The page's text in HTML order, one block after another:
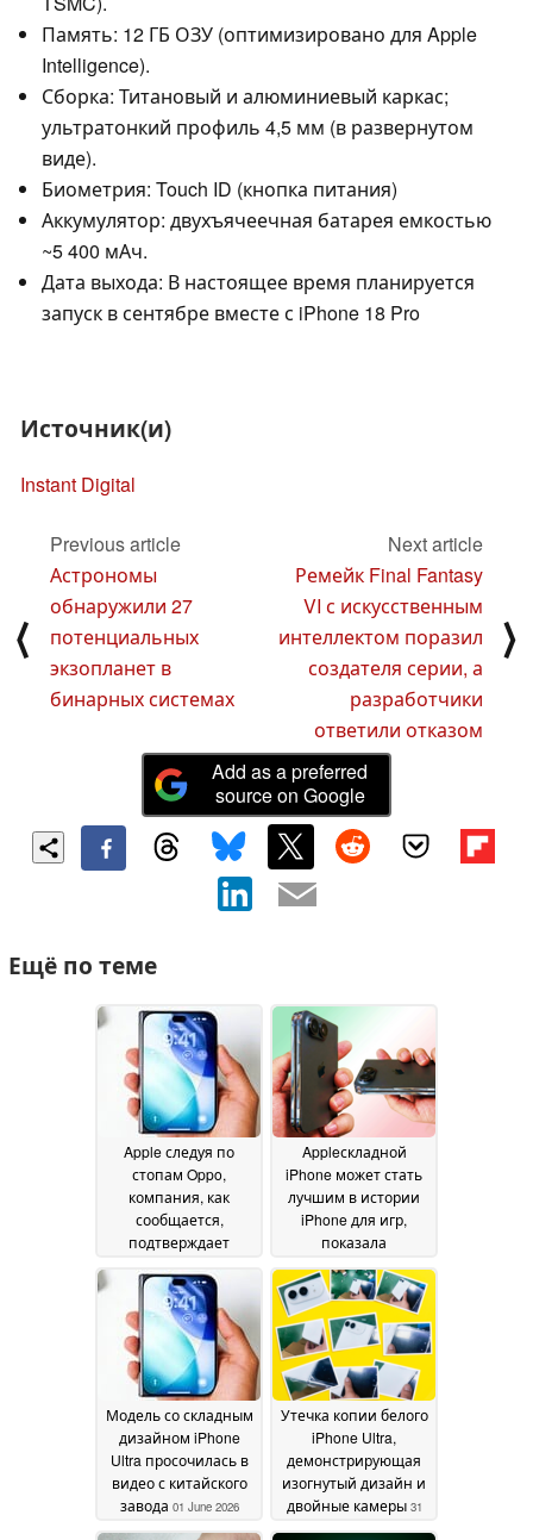
Память: 12 ГБ ОЗУ (оптимизировано для Apple
Intelligence).
Сборка: Титановый и алюминиевый каркас;
ультратонкий профиль 4,5 мм (в развернутом
виде).
Биометрия: Touch ID (кнопка питания)
Аккумулятор: двухъячеечная батарея емкостью
~5 400 мАч.
Дата выхода: В настоящее время планируется
запуск в сентябре вместе с iPhone 18 Pro
Источник(и)
Instant Digital
⟨
Previous article
Астрономы
обнаружили 27
потенциальных
экзопланет в
бинарных системах
Next article
Ремейк Final Fantasy
VI с искусственным
интеллектом поразил
создателя серии, а
разработчики
ответили отказом
⟩
Add as a preferred
source on Google
Ещё по теме
Apple следуя по
стопам Oppo,
компания, как
сообщается,
подтверждает
конструкцию iPhone
Ultra 03 June 2026
Appleскладной
iPhone может стать
лучшим в истории
iPhone для игр,
показала
02 June 2026
Модель со складным
дизайном iPhone
Ultra просочилась в
видео с китайского
завода 01 June 2026
Утечка копии белого
iPhone Ultra,
демонстрирующая
изогнутый дизайн и
двойные камеры 31
May 2026